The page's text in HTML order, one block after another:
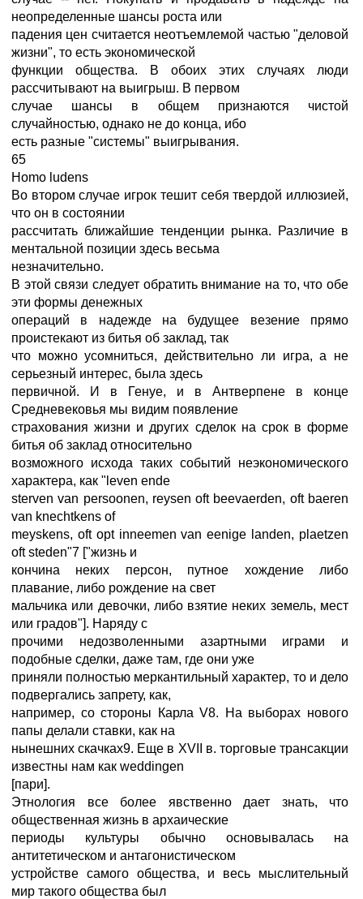
неопределенные шансы роста или
падения цен считается неотъемлемой частью "деловой
жизни", то есть экономической
функции общества. В обоих этих случаях люди
рассчитывают на выигрыш. В первом
случае шансы в общем признаются чистой
случайностью, однако не до конца, ибо
есть разные "системы" выигрывания.
65
Homo ludens
Во втором случае игрок тешит себя твердой иллюзией,
что он в состоянии
рассчитать ближайшие тенденции рынка. Различие в
ментальной позиции здесь весьма
незначительно.
В этой связи следует обратить внимание на то, что обе
эти формы денежных
операций в надежде на будущее везение прямо
проистекают из битья об заклад, так
что можно усомниться, действительно ли игра, а не
серьезный интерес, была здесь
первичной. И в Генуе, и в Антверпене в конце
Средневековья мы видим появление
страхования жизни и других сделок на срок в форме
битья об заклад относительно
возможного исхода таких событий неэкономического
характера, как "leven ende
sterven van persoonen, reysen oft beevaerden, oft baeren
van knechtkens of
meyskens, oft opt inneemen van eenige landen, plaetzen
oft steden"7 ["жизнь и
кончина неких персон, путное хождение либо
плавание, либо рождение на свет
мальчика или девочки, либо взятие неких земель, мест
или градов"]. Наряду с
прочими недозволенными азартными играми и
подобные сделки, даже там, где они уже
приняли полностью меркантильный характер, то и дело
подвергались запрету, как,
например, со стороны Карла V8. На выборах нового
папы делали ставки, как на
нынешних скачках9. Еще в XVII в. торговые трансакции
известны нам как weddingen
[пари].
Этнология все более явственно дает знать, что
общественная жизнь в архаические
периоды культуры обычно основывалась на
антитетическом и антагонистическом
устройстве самого общества, и весь мыслительный
мир такого общества был